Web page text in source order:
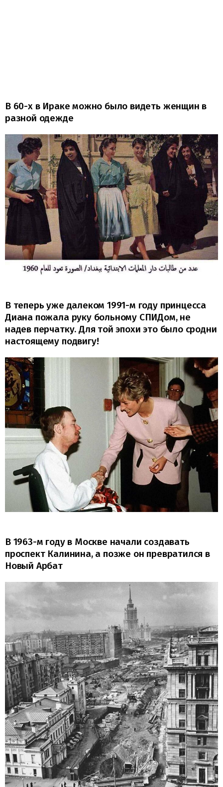
В 60-х в Ираке можно было видеть женщин в
разной одежде
В теперь уже далеком 1991-м году принцесса
Диана пожала руку больному СПИДом, не
надев перчатку. Для той эпохи это было сродни
настоящему подвигу!
В 1963-м году в Москве начали создавать
проспект Калинина, а позже он превратился в
Новый Арбат